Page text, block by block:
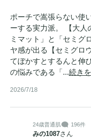
ポーチで嵩張らない使
ーする実力派。 【大人
ミマット」と「セミグ
ヤ感が出る【セミグロ
てぼかすとするんと伸
の悩みである「...続き
2026/7/18
24歳普通肌 196件
みの1087さん